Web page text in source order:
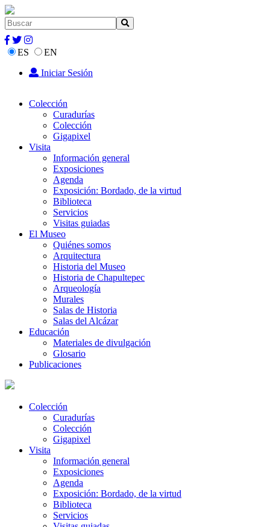
ES
EN
Iniciar Sesión
Colección
Curadurías
Colección
Gigapixel
Visita
Información general
Exposiciones
Agenda
Exposición: Bordado, de la virtud
Biblioteca
Servicios
Visitas guiadas
El Museo
Quiénes somos
Arquitectura
Historia del Museo
Historia de Chapultepec
Arqueología
Murales
Salas de Historia
Salas del Alcázar
Educación
Materiales de divulgación
Glosario
Publicaciones
Colección
Curadurías
Colección
Gigapixel
Visita
Información general
Exposiciones
Agenda
Exposición: Bordado, de la virtud
Biblioteca
Servicios